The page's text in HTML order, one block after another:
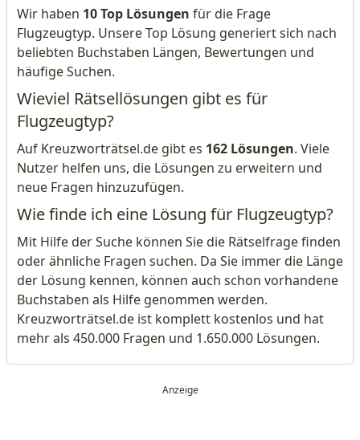
Wir haben 10 Top Lösungen für die Frage
Flugzeugtyp. Unsere Top Lösung generiert sich nach
beliebten Buchstaben Längen, Bewertungen und
häufige Suchen.
Wieviel Rätsellösungen gibt es für
Flugzeugtyp?
Auf Kreuzworträtsel.de gibt es 162 Lösungen. Viele
Nutzer helfen uns, die Lösungen zu erweitern und
neue Fragen hinzuzufügen.
Wie finde ich eine Lösung für Flugzeugtyp?
Mit Hilfe der Suche können Sie die Rätselfrage finden
oder ähnliche Fragen suchen. Da Sie immer die Länge
der Lösung kennen, können auch schon vorhandene
Buchstaben als Hilfe genommen werden.
Kreuzworträtsel.de ist komplett kostenlos und hat
mehr als 450.000 Fragen und 1.650.000 Lösungen.